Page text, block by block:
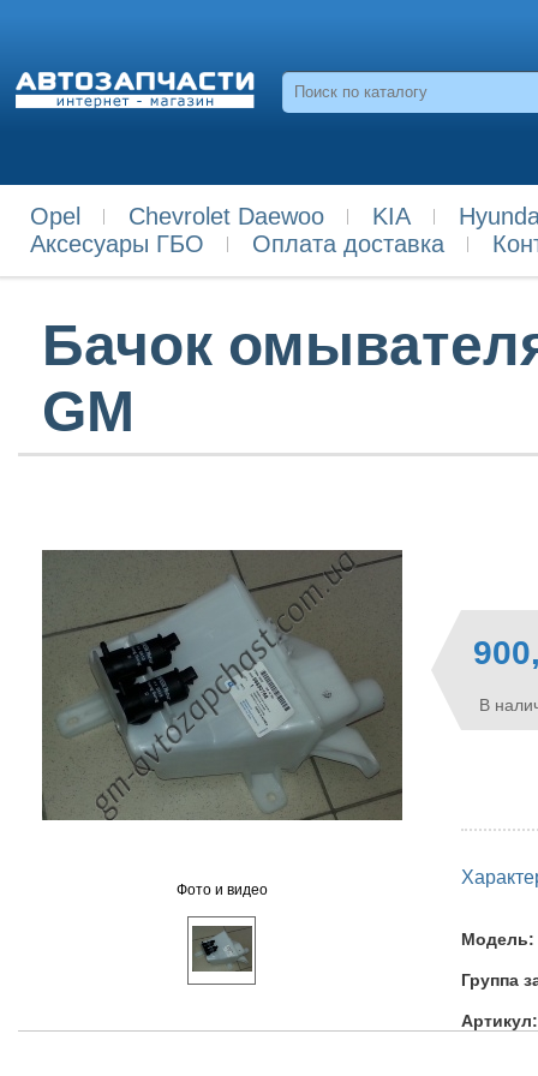
Opel Chevrolet Daewoo KIA
Аксесуары ГБО
Оплата доставка
Бачок
GM
Фото и видео
В
Модель:
Группа
Артикул: